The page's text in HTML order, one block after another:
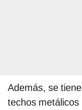
Además, se
techos metálicos